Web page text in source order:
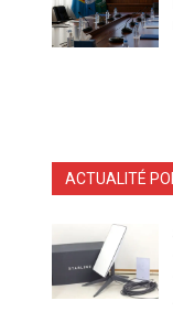
ACTUALITÉ